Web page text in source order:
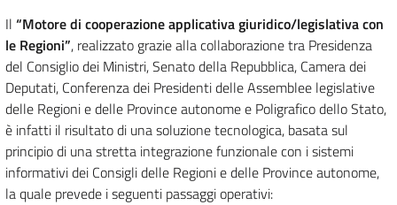
Il “Motore di cooperazione applicativa giuridico/legislativa con
le Regioni”, realizzato grazie alla collaborazione tra Presidenza
del Consiglio dei Ministri, Senato della Repubblica, Camera dei
Deputati, Conferenza dei Presidenti delle Assemblee legislative
delle Regioni e delle Province autonome e Poligrafico dello Stato,
è infatti il risultato di una soluzione tecnologica, basata sul
principio di una stretta integrazione funzionale con i sistemi
informativi dei Consigli delle Regioni e delle Province autonome,
la quale prevede i seguenti passaggi operativi: